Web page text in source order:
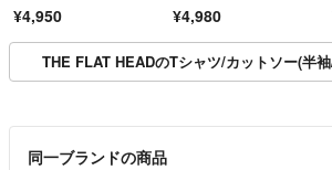
¥4,950 ¥4,980
THE FLAT HEADのTシャツ/カットソー(半
同一ブランドの商品